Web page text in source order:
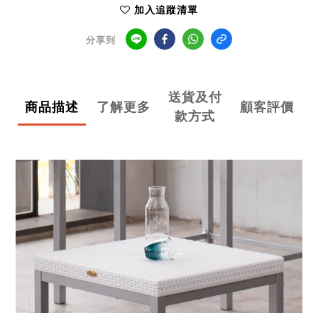
加入追蹤清單
分享到
商品描述 了解更多
送貨及付
款方式
顧客評價